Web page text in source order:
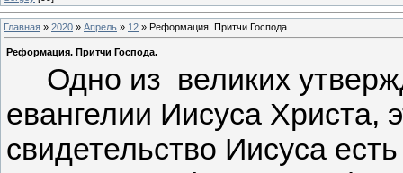
Главная » 2020 » Апрель » 12 » Реформация. Притчи Господа.
Реформация. Притчи Господа.
Одно из великих
евангелии Иисуса Христа,
свидетельство Иисуса